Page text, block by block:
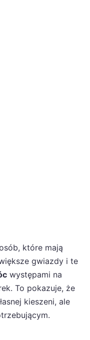
które mają
gwiazdy i te
występami na
To pokazuje, że
kieszeni, ale